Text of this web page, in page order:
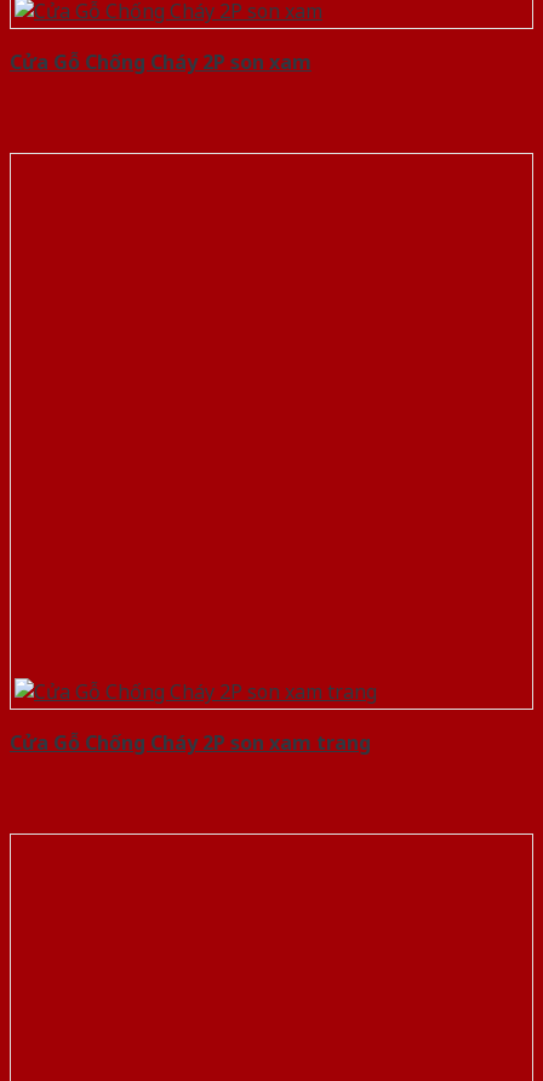
Cửa Gỗ Chống Cháy 2P son xam
Cửa Gỗ Chống Cháy 2P son xam trang